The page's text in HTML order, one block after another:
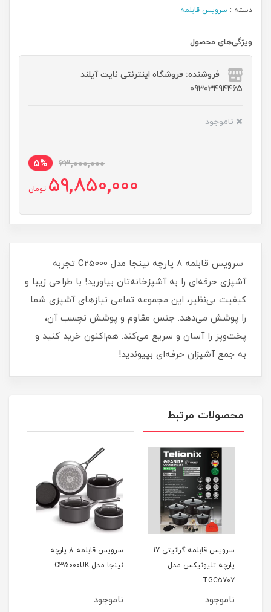
دسته : سرویس قابلمه
ویژگی‌های محصول
فروشنده: فروشگاه اینترنتی نایت آیلند
09303494465
ناموجود
63,000,000
5%
59,850,000 تومان
سرویس قابلمه 8 پارچه نینجا مدل C25000 تجربه
آشپزی حرفه‌ای را به آشپزخانه‌تان بیاورید! با طراحی زیبا و
کیفیت بی‌نظیر، این مجموعه تمامی نیازهای آشپزی شما
را پوشش می‌دهد. جنس مقاوم و پوشش نچسب آن،
پخت‌وپز را آسان و سریع می‌کند. هم‌اکنون خرید کنید و
به جمع آشپزان حرفه‌ای بپیوندید!
محصولات مرتبط
سرویس قابلمه گرانیتی 17
پارچه تلیونیکس مدل
TGC5707
ناموجود
سرویس قابلمه 8 پارچه
نینجا مدل C35000UK
ناموجود